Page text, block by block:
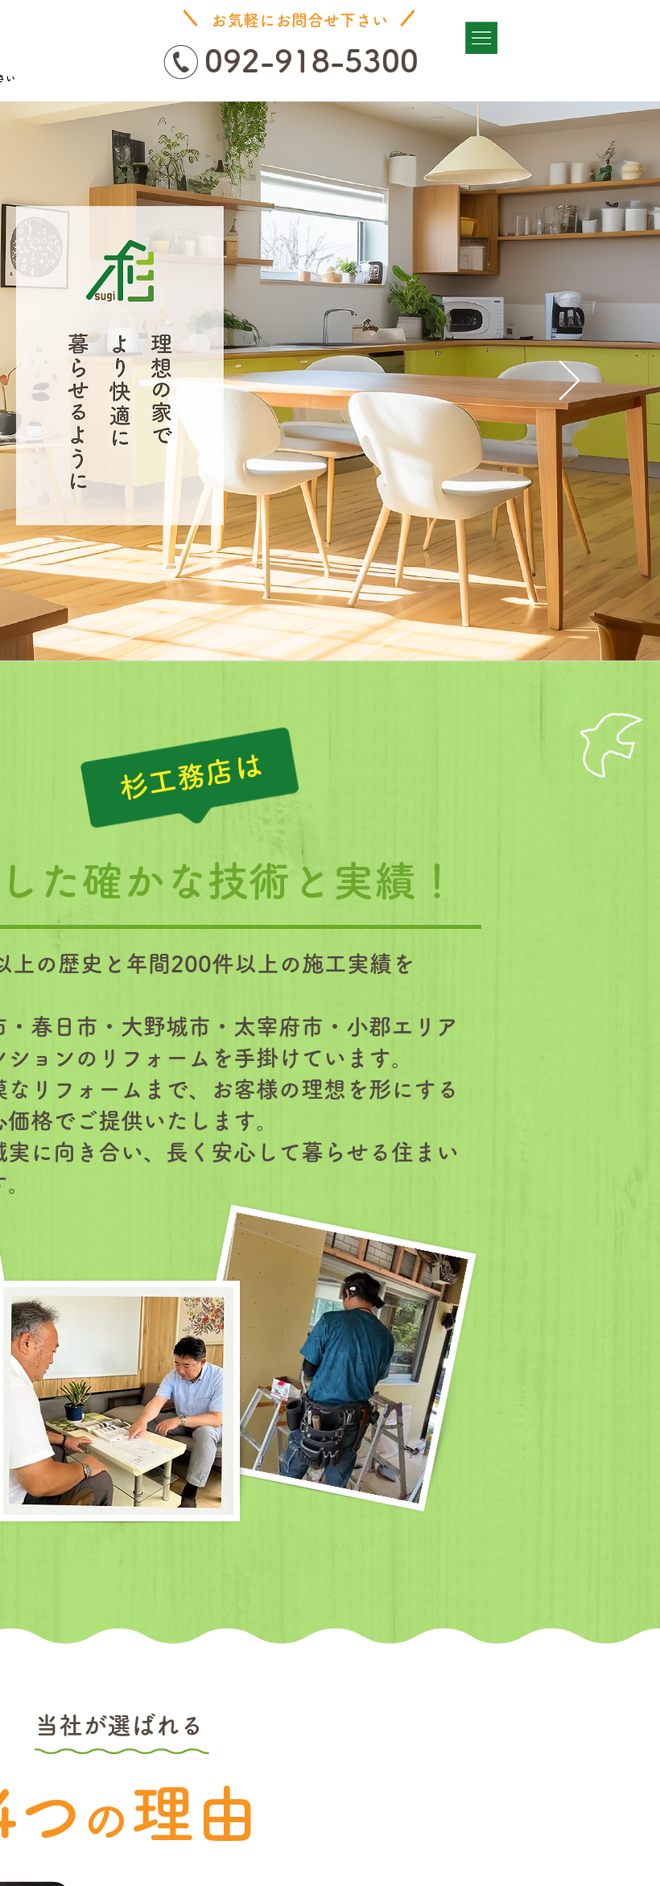
い
お気軽にお問合せ下さい
092-918-5300
​杉工務店は
た確かな技術と実績！
上の歴史と年間200件以上の施工実績を
春日市・大野城市・太宰府市・小郡エリア
ョンのリフォームを手掛けています。
リフォームまで、お客様の理想を形にする
格でご提供いたします。
に向き合い、長く安心して暮らせる住まい
当社が選ばれる
つ の 理由